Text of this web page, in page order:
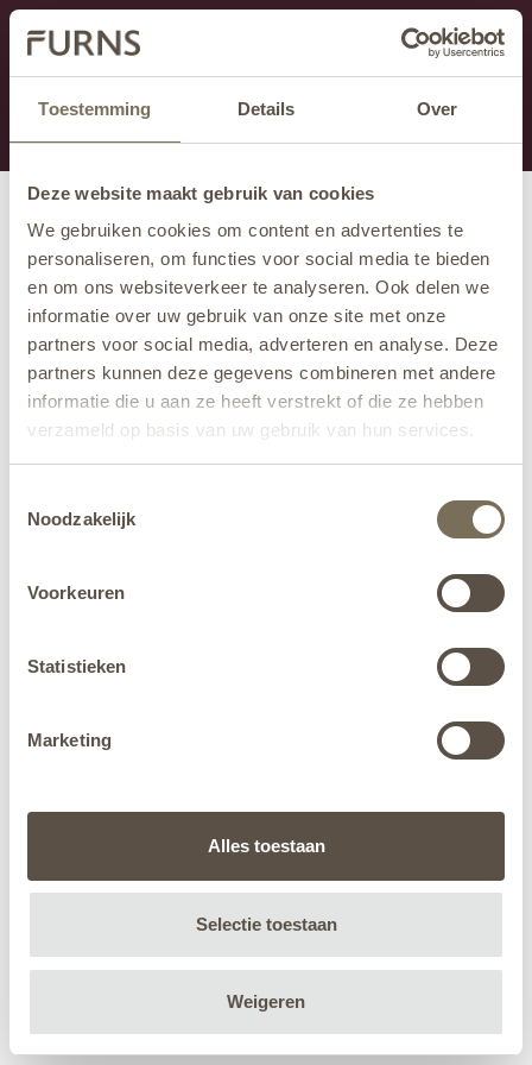
Toestemming Details Over
Deze website maakt gebruik van cookies
We gebruiken cookies om content en advertenties te
personaliseren, om functies voor social media te bieden
en om ons websiteverkeer te analyseren. Ook delen we
informatie over uw gebruik van onze site met onze
partners voor social media, adverteren en analyse. Deze
partners kunnen deze gegevens combineren met andere
informatie die u aan ze heeft verstrekt of die ze hebben
verzameld op basis van uw gebruik van hun services.
jehier.
Noodzakelijk
Voorkeuren
Statistieken
Marketing
Alles toestaan
Selectie toestaan
Weigeren
Ten dział jest obecnie w konserwacji. Jeśli brakuje Ci
informacji.
możesz zadzwonić pod numer +31 413 351 272 lub